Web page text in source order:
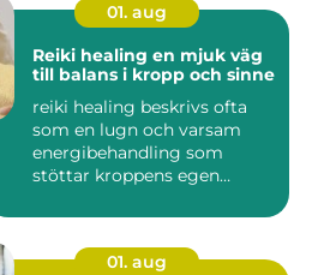
01. aug
Reiki healing en mjuk väg
till balans i kropp och sinne
reiki healing beskrivs ofta
som en lugn och varsam
energibehandling som
stöttar kroppens egen
01. aug